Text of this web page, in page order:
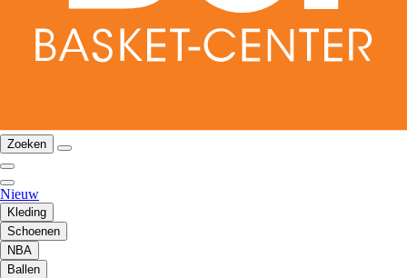
Zoeken
Nieuw
Kleding
Schoenen
NBA
Ballen